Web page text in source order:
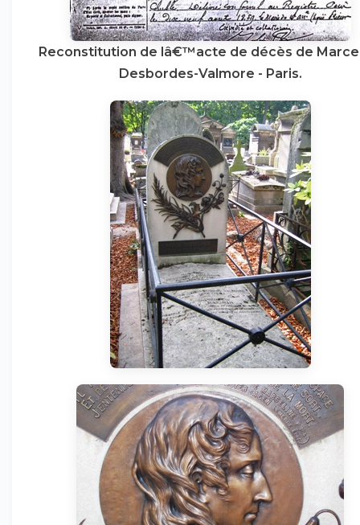
Reconstitution de lâ€™acte de décès de
Desbordes-Valmore - Paris.